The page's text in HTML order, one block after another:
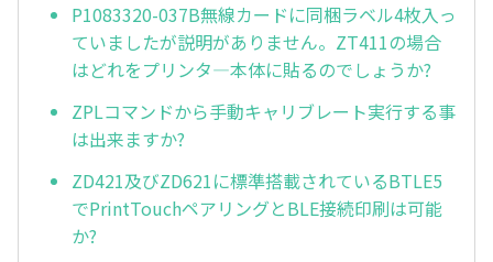
P1083320-037B無線カードに同梱ラベル4枚入っ
ていましたが説明がありません。ZT411の場合
はどれをプリンタ—本体に貼るのでしょうか?
ZPLコマンドから手動キャリブレート実行する事
は出来ますか?
ZD421及びZD621に標準搭載されているBTLE5
でPrintTouchペアリングとBLE接続印刷は可能
か?